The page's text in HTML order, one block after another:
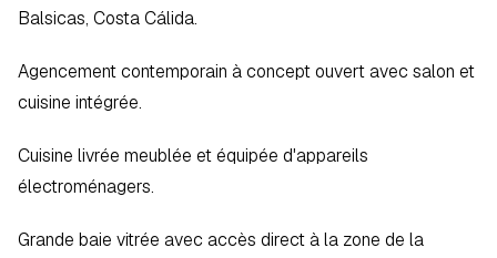
Balsicas, Costa Cálida.
Agencement contemporain à concept ouvert avec salon et
cuisine intégrée.
Cuisine livrée meublée et équipée d'appareils
électroménagers.
Grande baie vitrée avec accès direct à la zone de la